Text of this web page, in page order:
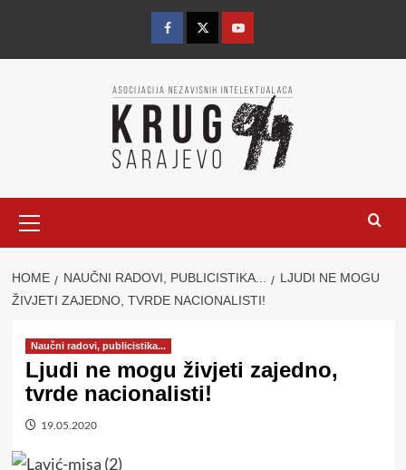
content
FacebookTwitterYouTube
Menu
HOME NAUČNI RADOVI, PUBLICISTIKA...
LJUDI NE MOGU
ŽIVJETI ZAJEDNO, TVRDE NACIONALISTI!
Naučni radovi, publicistika...
Ljudi ne mogu živjeti zajedno,
tvrde nacionalisti!
19.05.2020